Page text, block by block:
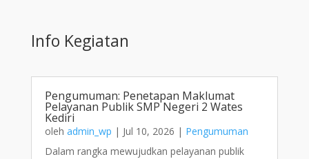
Info Kegiatan
Pengumuman: Penetapan Maklumat
Pelayanan Publik SMP Negeri 2 Wates
Kediri
oleh admin_wp | Jul 10, 2026 | Pengumuman
Dalam rangka mewujudkan pelayanan publik